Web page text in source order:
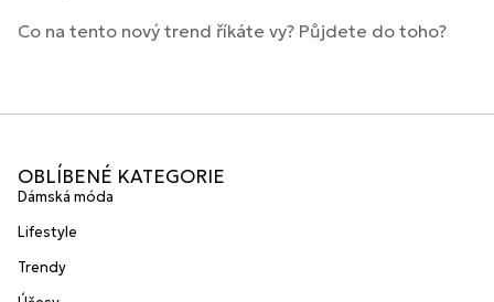
Co na tento nový trend říkáte vy? Půjdete do toho?
OBLÍBENÉ KATEGORIE
Dámská móda
Lifestyle
Trendy